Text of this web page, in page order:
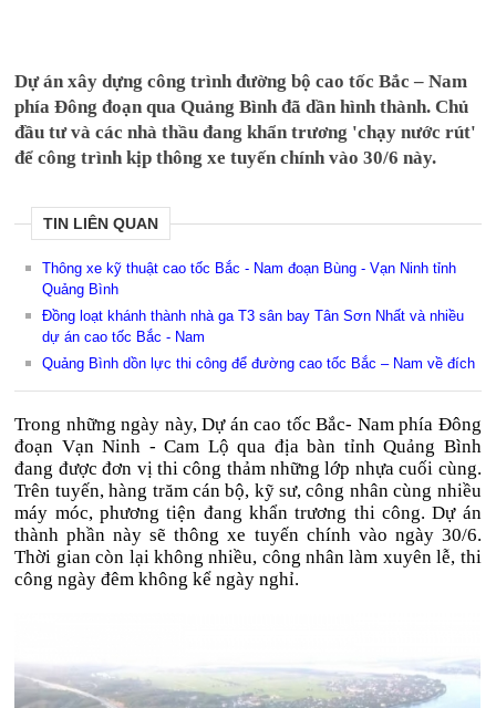
Dự án xây dựng công trình đường bộ cao tốc Bắc – Nam
phía Đông đoạn qua Quảng Bình đã dần hình thành. Chủ
đầu tư và các nhà thầu đang khẩn trương 'chạy nước rút'
để công trình kịp thông xe tuyến chính vào 30/6 này.
TIN LIÊN QUAN
Thông xe kỹ thuật cao tốc Bắc - Nam đoạn Bùng - Vạn Ninh tỉnh
Quảng Bình
Đồng loạt khánh thành nhà ga T3 sân bay Tân Sơn Nhất và nhiều
dự án cao tốc Bắc - Nam
Quảng Bình dồn lực thi công để đường cao tốc Bắc – Nam về đích
Trong những ngày này, Dự án cao tốc Bắc- Nam phía Đông
đoạn Vạn Ninh - Cam Lộ qua địa bàn tỉnh Quảng Bình
đang được đơn vị thi công thảm những lớp nhựa cuối cùng.
Trên tuyến, hàng trăm cán bộ, kỹ sư, công nhân cùng nhiều
máy móc, phương tiện đang khẩn trương thi công. Dự án
thành phần này sẽ thông xe tuyến chính vào ngày 30/6.
Thời gian còn lại không nhiều, công nhân làm xuyên lễ, thi
công ngày đêm không kể ngày nghỉ.